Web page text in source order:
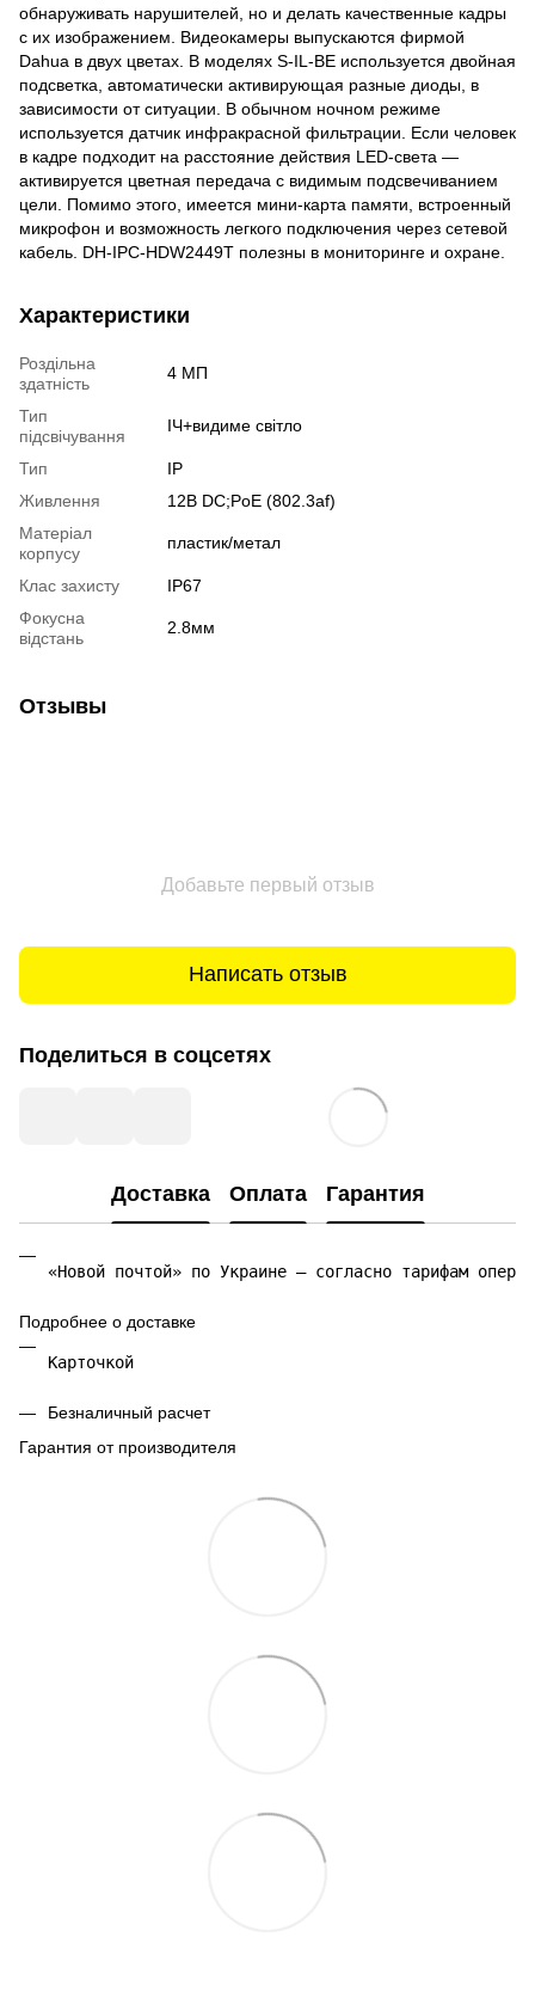
обнаруживать нарушителей, но и делать качественные кадры
с их изображением. Видеокамеры выпускаются фирмой
Dahua в двух цветах. В моделях S-IL-BE используется двойная
подсветка, автоматически активирующая разные диоды, в
зависимости от ситуации. В обычном ночном режиме
используется датчик инфракрасной фильтрации. Если человек
в кадре подходит на расстояние действия LED-света —
активируется цветная передача с видимым подсвечиванием
цели. Помимо этого, имеется мини-карта памяти, встроенный
микрофон и возможность легкого подключения через сетевой
кабель. DH-IPC-HDW2449T полезны в мониторинге и охране.
Характеристики
Роздільна
здатність
4 МП
Тип
підсвічування
ІЧ+видиме світло
Тип
IP
Живлення
12В DС;PoE (802.3af)
Матеріал
корпусу
пластик/метал
Клас захисту
IP67
Фокусна
відстань
2.8мм
Отзывы
Добавьте первый отзыв
Написать отзыв
Поделиться в соцсетях
Доставка Оплата Гарантия
«Новой почтой» по Украине — согласно тарифам
Подробнее о доставке
Карточкой
Безналичный расчет
Гарантия от производителя